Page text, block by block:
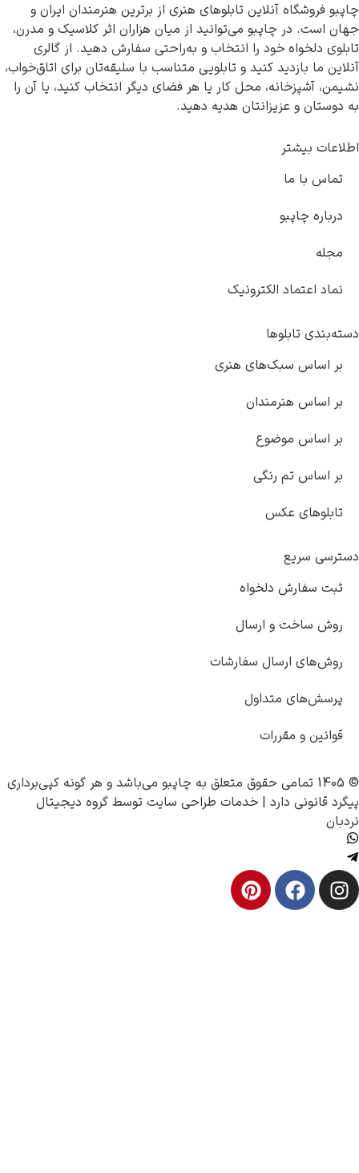
تابلوهای هنری از برترین هنرمندان ایران و
می‌توانید از میان هزاران اثر کلاسیک و مدرن،
را انتخاب و به‌راحتی سفارش دهید. از گالری
و تابلویی متناسب با سلیقه‌تان برای اتاق‌خواب،
محل کار یا هر فضای دیگر انتخاب کنید، یا آن را
هدیه دهید.
هنری
سفارشات
چاپبومی‌باشد و هر گونه کپی‌برداری
|خدمات طراحی سایتتوسطگروه دیجیتال